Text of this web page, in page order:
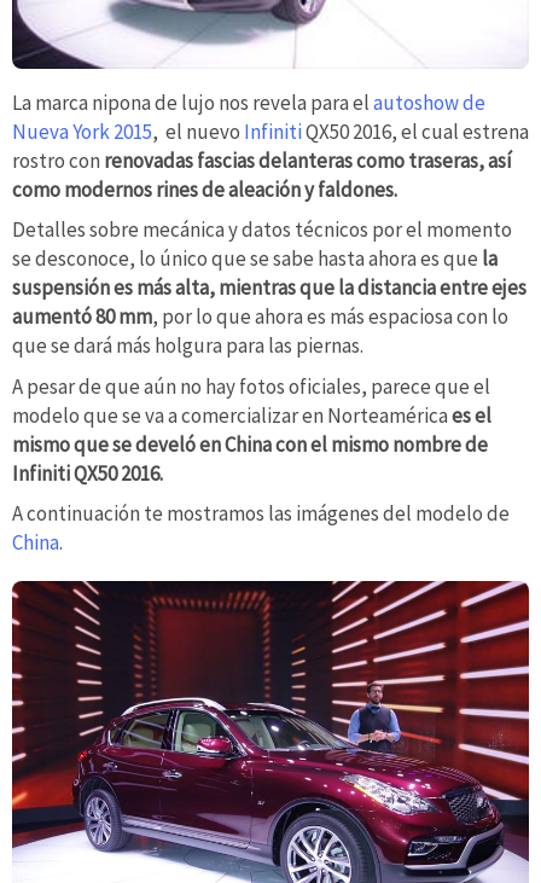
La marca nipona de lujo nos revela para elautoshow de
Nueva York 2015, el nuevo InfinitiQX50 2016, el cual estrena
rostro con renovadas fascias delanteras como traseras, así
como modernos rines de aleación y faldones.
Detalles sobre mecánica y datos técnicos por el momento
se desconoce, lo único que se sabe hasta ahora es que la
suspensión es más alta, mientras que la distancia entre ejes
aumentó 80 mm, por lo que ahora es más espaciosa con lo
que se dará más holgura para las piernas.
A pesar de que aún no hay fotos oficiales, parece que el
modelo que se va a comercializar en Norteaméricaes el
mismo que se develó en China con el mismo nombre de
Infiniti QX50 2016.
A continuación te mostramos las imágenes del modelo de
China.